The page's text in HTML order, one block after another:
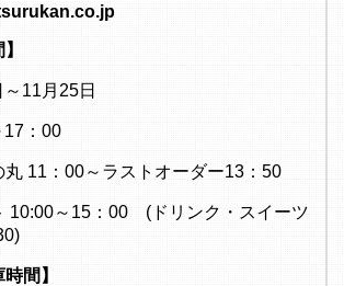
11月25日
17：00
丸 11：00～ラストオーダー13：50
10:00～15：00 (ドリンク・スイーツ
時間】